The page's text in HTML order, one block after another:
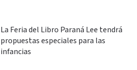
La Feria del Libro Paraná Lee tendrá
propuestas especiales para las
infancias